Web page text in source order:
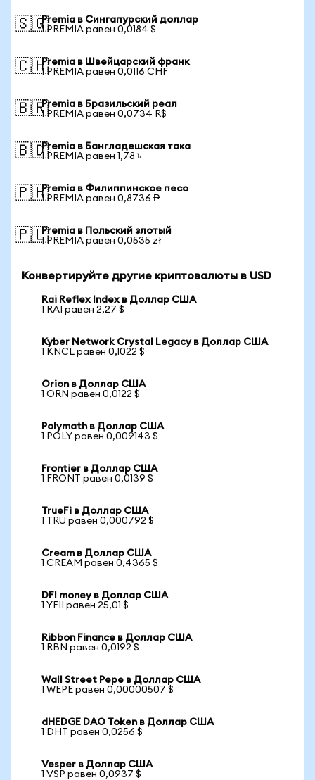
🇸🇬Premia в Сингапурский доллар
1 PREMIA равен 0,0184 $
🇨🇭Premia в Швейцарский франк
1 PREMIA равен 0,0116 CHF
🇧🇷Premia в Бразильский реал
1 PREMIA равен 0,0734 R$
🇧🇩Premia в Бангладешская така
1 PREMIA равен 1,78 ৳
🇵🇭Premia в Филиппинское песо
1 PREMIA равен 0,8736 ₱
🇵🇱Premia в Польский злотый
1 PREMIA равен 0,0535 zł
Конвертируйте другие криптовалюты в USD
Rai Reflex Index в Доллар США
1 RAI равен 2,27 $
Kyber Network Crystal Legacy в Доллар США
1 KNCL равен 0,1022 $
Orion в Доллар США
1 ORN равен 0,0122 $
Polymath в Доллар США
1 POLY равен 0,009143 $
Frontier в Доллар США
1 FRONT равен 0,0139 $
TrueFi в Доллар США
1 TRU равен 0,000792 $
Cream в Доллар США
1 CREAM равен 0,4365 $
DFI money в Доллар США
1 YFII равен 25,01 $
Ribbon Finance в Доллар США
1 RBN равен 0,0192 $
Wall Street Pepe в Доллар США
1 WEPE равен 0,00000507 $
dHEDGE DAO Token в Доллар США
1 DHT равен 0,0256 $
Vesper в Доллар США
1 VSP равен 0,0937 $